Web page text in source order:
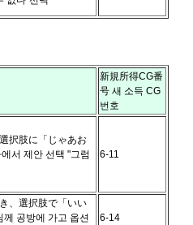
新規所得CG番
号 새 소득 CG
번호
択肢に「じゃあお
서 제안 선택 "그럼
6-11
、選択肢で「いい
께 공방에 가고 옵션
6-14